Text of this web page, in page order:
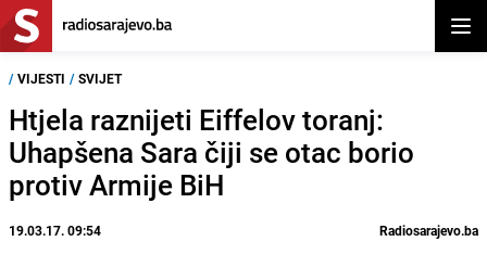
/ VIJESTI / SVIJET
Htjela raznijeti Eiffelov toranj:
Uhapšena Sara čiji se otac borio
protiv Armije BiH
19.03.17. 09:54 Radiosarajevo.ba